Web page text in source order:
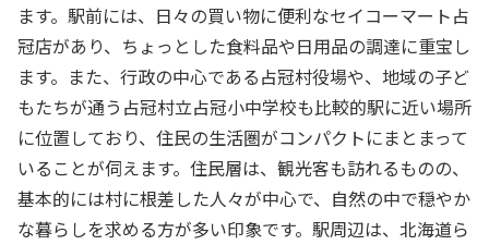
ます。駅前には、日々の買い物に便利なセイコーマート占
冠店があり、ちょっとした食料品や日用品の調達に重宝し
ます。また、行政の中心である占冠村役場や、地域の子ど
もたちが通う占冠村立占冠小中学校も比較的駅に近い場所
に位置しており、住民の生活圏がコンパクトにまとまって
いることが伺えます。住民層は、観光客も訪れるものの、
基本的には村に根差した人々が中心で、自然の中で穏やか
な暮らしを求める方が多い印象です。駅周辺は、北海道ら